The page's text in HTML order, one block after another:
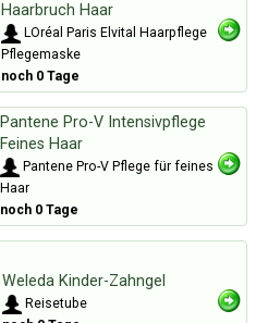
Haarbruch Haar
LOréal Paris Elvital Haarpflege
Pflegemaske
noch 0 Tage
Pantene Pro-V Intensivpflege
Feines Haar
Pantene Pro-V Pflege für feines
Haar
noch 0 Tage
Weleda Kinder-Zahngel
Reisetube